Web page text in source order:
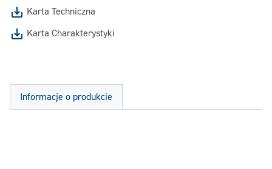
Karta Techniczna
Karta Charakterystyki
Informacje o produkcie